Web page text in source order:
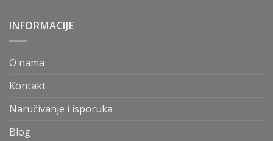
INFORMACIJE
O nama
Kontakt
Naručivanje i isporuka
Blog